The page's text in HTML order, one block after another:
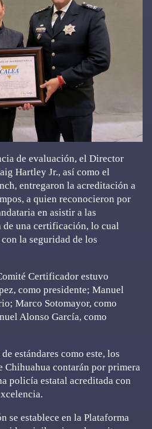
de evaluación, el Director
Hartley Jr., así como el
entregaron la acreditación a
a quien reconocieron por
en asistir a las
de una certificación, lo cual
la seguridad de los
Certificador estuvo
como presidente; Manuel
Marco Sotomayor, como
Alonso García, como
estándares como este, los
Chihuahua contarán por primera
policía estatal acreditada con
se establece en la Plataforma